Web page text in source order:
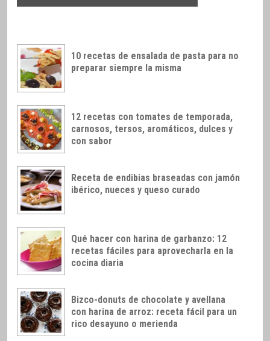
10 recetas de ensalada de pasta para no
preparar siempre la misma
12 recetas con tomates de temporada,
carnosos, tersos, aromáticos, dulces y
con sabor
Receta de endibias braseadas con jamón
ibérico, nueces y queso curado
Qué hacer con harina de garbanzo: 12
recetas fáciles para aprovecharla en la
cocina diaria
Bizco-donuts de chocolate y avellana
con harina de arroz: receta fácil para un
rico desayuno o merienda